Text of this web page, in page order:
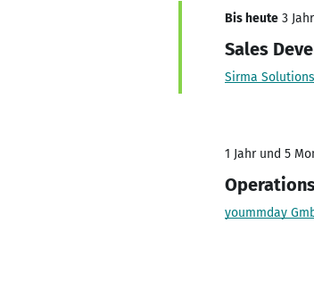
Bis heute 3
Sales
Sirma Solutions
1 Jahr und 5
yoummday